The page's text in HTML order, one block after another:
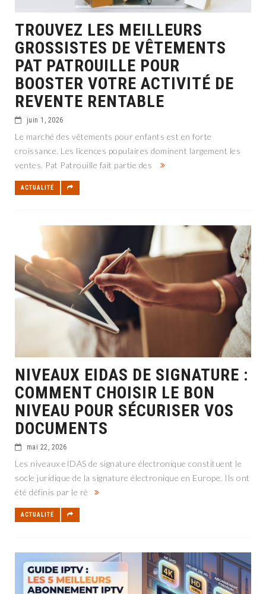
TROUVEZ LES MEILLEURS
GROSSISTES DE VÊTEMENTS
PAT PATROUILLE POUR
BOOSTER VOTRE ACTIVITÉ DE
REVENTE RENTABLE
juin 1, 2026
Le marché des vêtements pour enfants est en forte
croissance. Les licences populaires dominent largement les
ventes. Pat Patrouille fait partie des
ACTUALITÉ
NIVEAUX EIDAS DE SIGNATURE :
COMMENT CHOISIR LE BON
NIVEAU POUR SÉCURISER VOS
DOCUMENTS
mai 22, 2026
Les niveaux eIDAS de signature électronique constituent le
socle juridique de la signature électronique en Europe. Ils ont
été définis par le rè
ACTUALITÉ